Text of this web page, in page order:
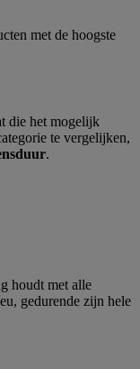
met de hoogste
die het mogelijk
te vergelijken,
.
houdt met alle
gedurende zijn hele